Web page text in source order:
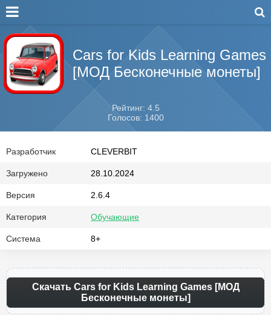
Cars for Kids Learning Games
[МОД Бесконечные монеты]
Рейтинг: 4.5
Голосов: 1400
Разработчик CLEVERBIT
Загружено 28.10.2024
Версия 2.6.4
Категория Обучающие
Система 8+
Скачать Cars for Kids Learning Games [МОД
Бесконечные монеты]